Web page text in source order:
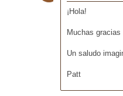
¡Hola!
Muchas gracias
Un saludo
Patt